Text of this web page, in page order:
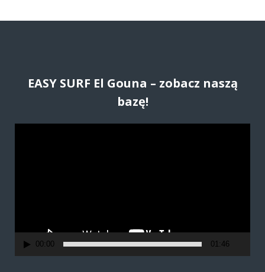
EASY SURF El Gouna – zobacz naszą
bazę!
c
00:00 01:46